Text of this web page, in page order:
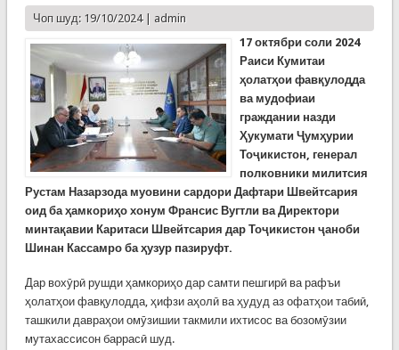
Чоп шуд: 19/10/2024 | admin
17 октябри соли 2024
Раиси Кумитаи
ҳолатҳои фавқулодда
ва мудофиаи
граждании назди
Ҳукумати Ҷумҳурии
Тоҷикистон, генерал
полковники милитсия
Рустам Назарзода муовини сардори Дафтари Швейтсария
оид ба ҳамкориҳо хонум Франсис Вугтли ва Директори
минтақавии Каритаси Швейтсария дар Тоҷикистон ҷаноби
Шинан Кассамро ба ҳузур пазируфт.
Дар вохӯрӣ рушди ҳамкориҳо дар самти пешгирӣ ва рафъи
ҳолатҳои фавқулодда, ҳифзи аҳолӣ ва ҳудуд аз офатҳои табиӣ,
ташкили давраҳои омӯзишии такмили ихтисос ва бозомӯзии
мутахассисон баррасӣ шуд.